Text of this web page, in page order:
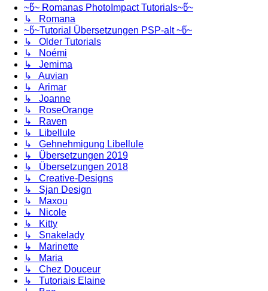
~წ~ Romanas PhotoImpact Tutorials~წ~
↳ Romana
~წ~Tutorial Übersetzungen PSP-alt ~წ~
↳ Older Tutorials
↳ Noémi
↳ Jemima
↳ Auvian
↳ Arimar
↳ Joanne
↳ RoseOrange
↳ Raven
↳ Libellule
↳ Gehnehmigung Libellule
↳ Übersetzungen 2019
↳ Übersetzungen 2018
↳ Creative-Designs
↳ Sjan Design
↳ Maxou
↳ Nicole
↳ Kitty
↳ Snakelady
↳ Marinette
↳ Maria
↳ Chez Douceur
↳ Tutoriais Elaine